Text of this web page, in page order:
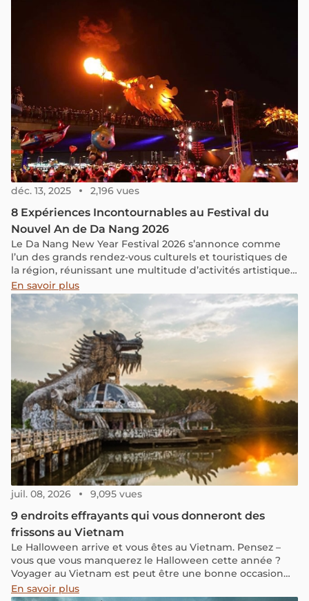
déc. 13, 2025 2,196 vues
8 Expériences Incontournables au Festival du
Nouvel An de Da Nang 2026
Le Da Nang New Year Festival 2026 s’annonce comme
l’un des grands rendez-vous culturels et touristiques de
la région, réunissant une multitude d’activités artistiques,
festives et interactives. L’événement se déroule sur cinq
jours, du 30 décembre 2025 au 3 janvier 2026, dans
plusieurs lieux emblématiques de la ville.
En savoir plus
juil. 08, 2026 9,095 vues
9 endroits effrayants qui vous donneront des
frissons au Vietnam
Le Halloween arrive et vous êtes au Vietnam. Pensez –
vous que vous manquerez le Halloween cette année ?
Voyager au Vietnam est peut être une bonne occasion
de profiter la fête d’Halloween différemment!
En savoir plus